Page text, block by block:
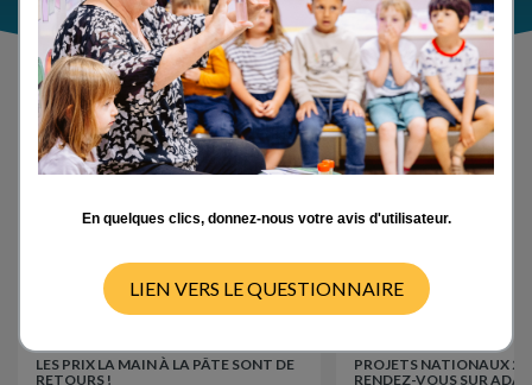
Actualités
LES PRIX LA MAIN À LA PÂTE SONT DE
RETOURS !
PROJETS NATIONAUX
RENDEZ-VOUS SUR
En quelques clics, donnez-nous votre avis d'utilisateur.
LIEN VERS LE QUESTIONNAIRE